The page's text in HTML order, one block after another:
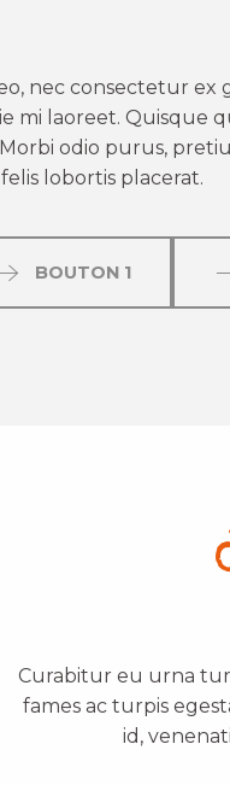
nec consectetur ex
mi laoreet. Quisque
odio purus,
lobortis placerat.
BOUTON 1
Curabitur eu urna
fames ac turpis
id,